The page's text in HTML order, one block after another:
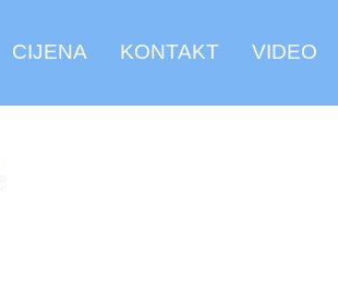
CIJENA KONTAKT VIDEO